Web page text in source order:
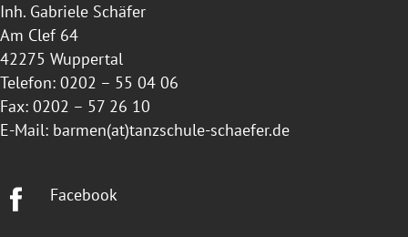
Inh. Gabriele Schäfer
Am Clef 64
42275 Wuppertal
Telefon: 0202 – 55 04 06
Fax: 0202 – 57 26 10
E-Mail: barmen(at)tanzschule-schaefer.de
Facebook